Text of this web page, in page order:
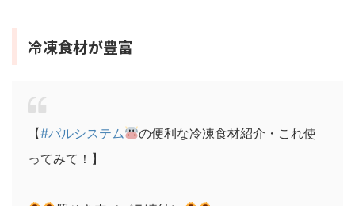
冷凍食材が豊富
【#パルシステム
の便利な冷凍食材紹介・これ使
ってみて！】